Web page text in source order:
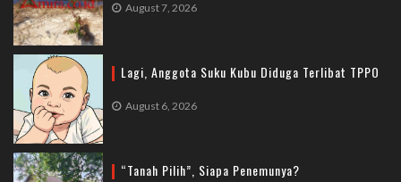
August 7, 2026
Lagi, Anggota Suku Kubu Diduga Terlibat TPPO
August 6, 2026
“Tanah Pilih”, Siapa Penemunya?